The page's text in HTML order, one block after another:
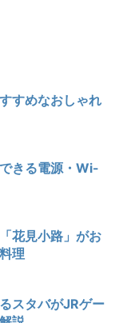
すめなおしゃれ
きる電源・Wi-
花見小路」がお
理
スタバがJRゲー